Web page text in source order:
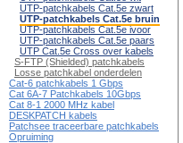
UTP-patchkabels Cat.5e zwart
UTP-patchkabels Cat.5e bruin
UTP-patchkabels Cat.5e ivoor
UTP-patchkabels Cat.5e paars
UTP Cat.5e Cross over kabels
S-FTP (Shielded) patchkabels
Losse patchkabel onderdelen
Cat-6 patchkabels 1 Gbps
Cat 6A-7 Patchkabels 10Gbps
Cat 8-1 2000 MHz kabel
DESKPATCH kabels
Patchsee traceerbare patchkabels
Opruiming